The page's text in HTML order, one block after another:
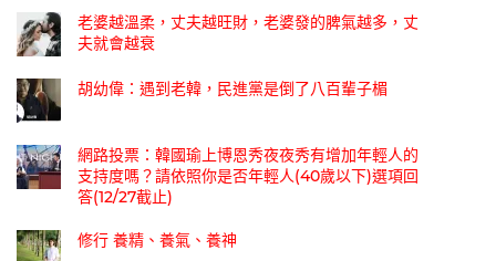
老婆越溫柔，丈夫越旺財，老婆發的脾氣越多，丈
夫就會越衰
胡幼偉：遇到老韓，民進黨是倒了八百輩子楣
網路投票：韓國瑜上博恩秀夜夜秀有增加年輕人的
支持度嗎？請依照你是否年輕人(40歲以下)選項回
答(12/27截止)
修行 養精、養氣、養神